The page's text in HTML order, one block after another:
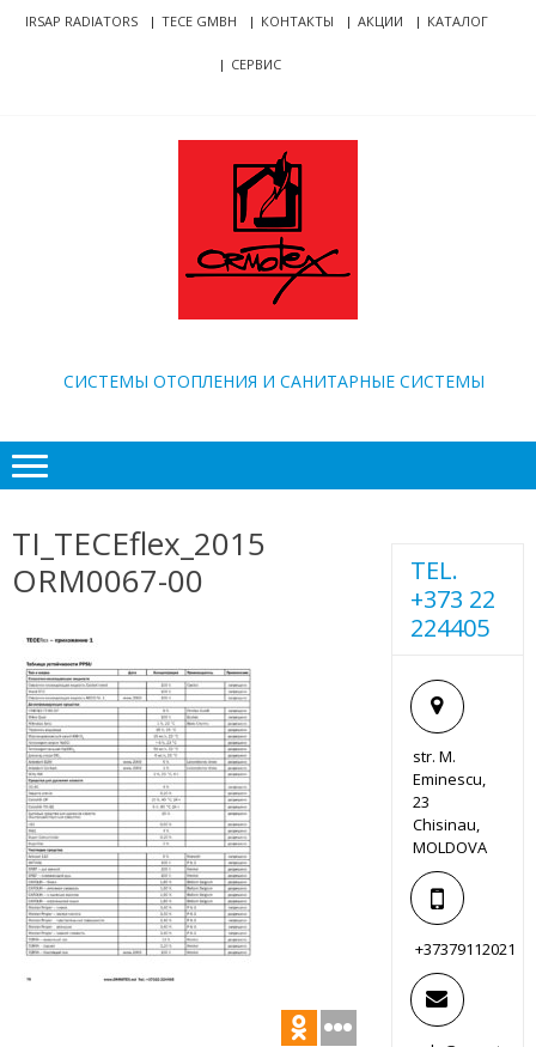
Skip
SkipIRSAP RADIATORS TECE GMBH КОНТАКТЫ АКЦИИ КАТАЛОГ
СЕРВИС
CИСТЕМЫ ОТОПЛЕНИЯ И САНИТАРНЫЕ СИСТЕМЫ
TI_TECEflex_2015
ORM0067-00
TEL.
+373 22
224405
str. M.
Eminescu,
23
Chisinau,
MOLDOVA
+37379112021